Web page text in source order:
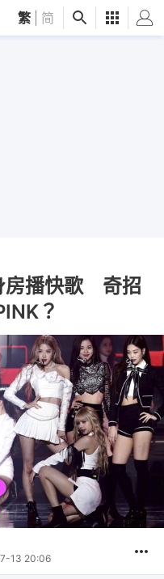
繁 简
房播快歌 奇招
？
13 20:06